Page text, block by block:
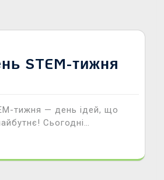
STEM-тижня
тижня — день ідей, що
Сьогодні…